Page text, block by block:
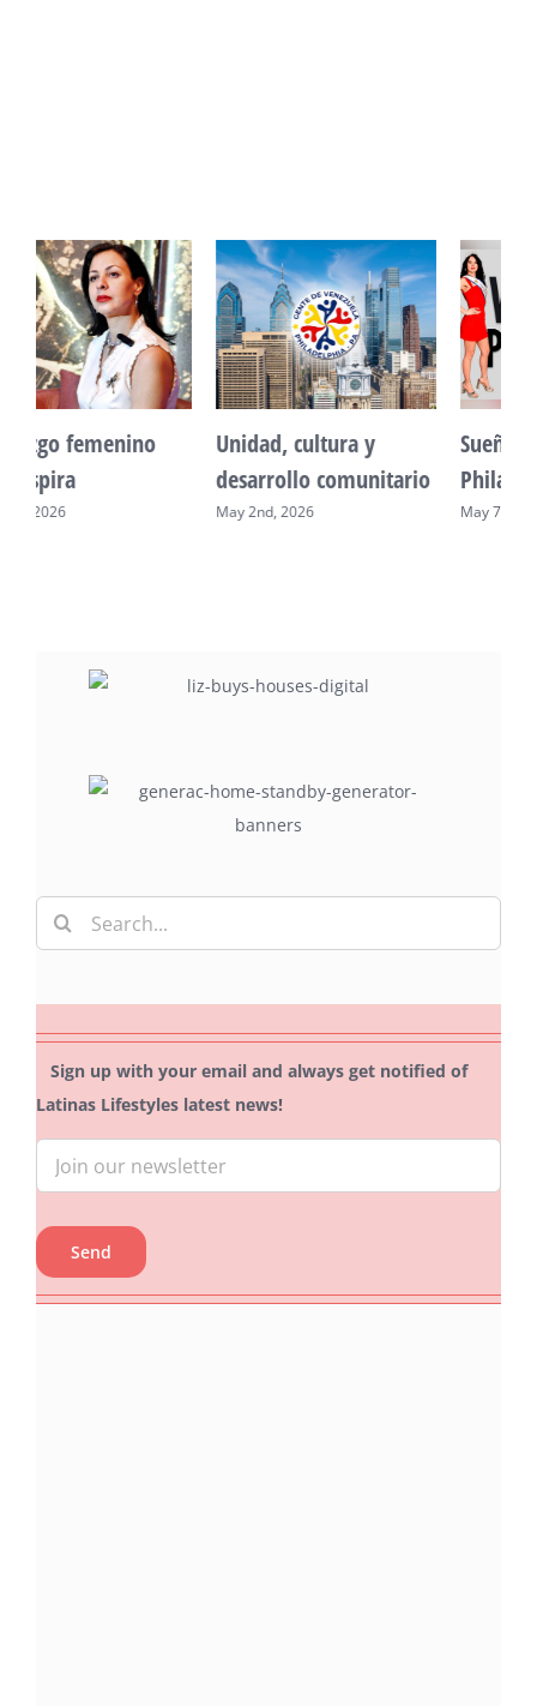
Unidad, cultura y
desarrollo comunitario
May 2nd, 2026
Sueño venezolano en
Philadelphia
May 7th, 2026
Search
for:
Sign up with your email and always get notified of
Latinas Lifestyles latest news!